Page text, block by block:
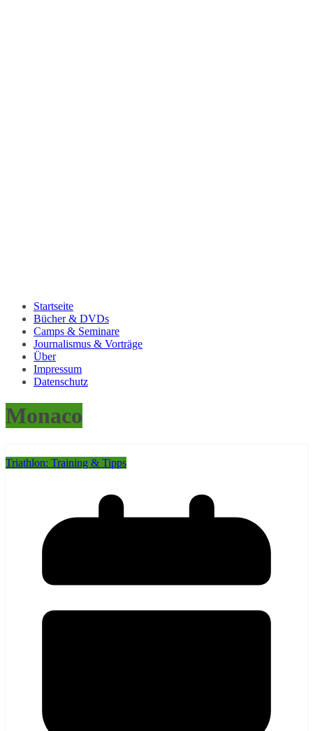
Startseite
Bücher & DVDs
Camps & Seminare
Journalismus & Vorträge
Über
Impressum
Datenschutz
Monaco
Triathlon: Training & Tipps